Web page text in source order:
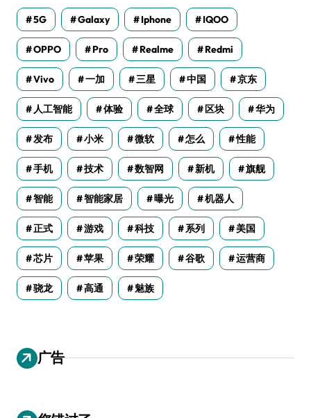
5G Galaxy Iphone IQOO
OPPO Pro Realme Redmi
Vivo 一加 三星 中国 京东
人工智能 体验 全球 区块 华为
发布 小米 微软 怎么 性能
手机 技术 数智网 新机 旗舰
智能 智能家居 曝光 机器人
正式 游戏 科技 系列 美国
芯片 苹果 荣耀 谷歌 运营商
骁龙 高通 魅族
广告